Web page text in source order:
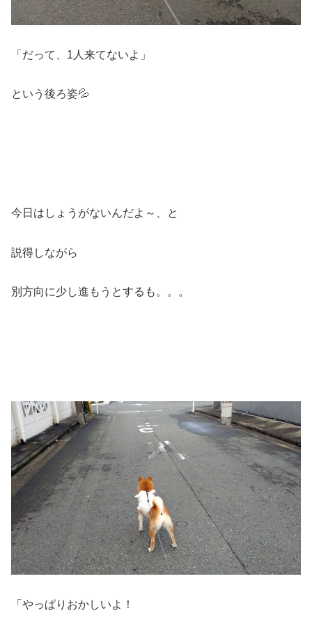
「だって、1人来てないよ」
という後ろ姿💦
今日はしょうがないんだよ～、と
説得しながら
別方向に少し進もうとするも。。。
「やっぱりおかしいよ！